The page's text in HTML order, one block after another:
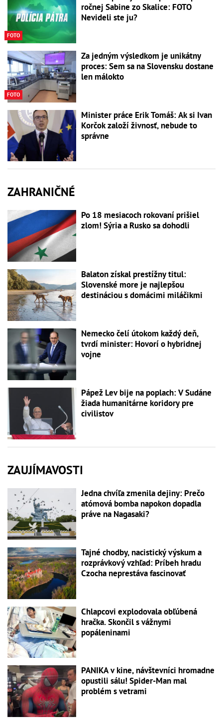
FOTO
ročnej Sabine zo Skalice: FOTO
Nevideli ste ju?
FOTO
Za jedným výsledkom je unikátny
proces: Sem sa na Slovensku dostane
len málokto
Minister práce Erik Tomáš: Ak si Ivan
Korčok založí živnosť, nebude to
správne
ZAHRANIČNÉ
Po 18 mesiacoch rokovaní prišiel
zlom! Sýria a Rusko sa dohodli
Balaton získal prestížny titul:
Slovenské more je najlepšou
destináciou s domácimi miláčikmi
Nemecko čelí útokom každý deň,
tvrdí minister: Hovorí o hybridnej
vojne
Pápež Lev bije na poplach: V Sudáne
žiada humanitárne koridory pre
civilistov
ZAUJÍMAVOSTI
Jedna chvíľa zmenila dejiny: Prečo
atómová bomba napokon dopadla
práve na Nagasaki?
Tajné chodby, nacistický výskum a
rozprávkový vzhľad: Príbeh hradu
Czocha neprestáva fascinovať
Chlapcovi explodovala obľúbená
hračka. Skončil s vážnymi
popáleninami
PANIKA v kine, návštevníci hromadne
opustili sálu! Spider-Man mal
problém s vetrami